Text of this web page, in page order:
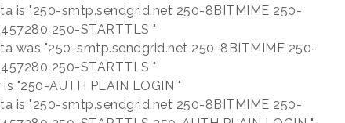
is "250-smtp.sendgrid.net 250-8BITMIME 250-
250-STARTTLS "
was "250-smtp.sendgrid.net 250-8BITMIME 250-
250-STARTTLS "
"250-AUTH PLAIN LOGIN "
is "250-smtp.sendgrid.net 250-8BITMIME 250-